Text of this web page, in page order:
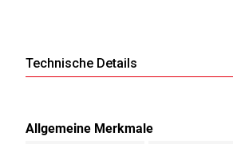
Technische Details
Allgemeine Merkmale